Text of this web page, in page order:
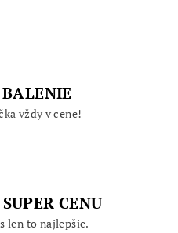
vždy v cene!
CENU
len to najlepšie.